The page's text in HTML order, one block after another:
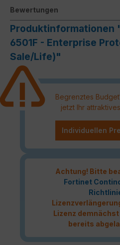
Bewertungen
Produktinformationen
6501F - Enterprise
Sale/Life)"
Begrenztes
jetzt Ihr
Individuellen
Achtung! Bitte
Fortinet
Lizenz
bereits